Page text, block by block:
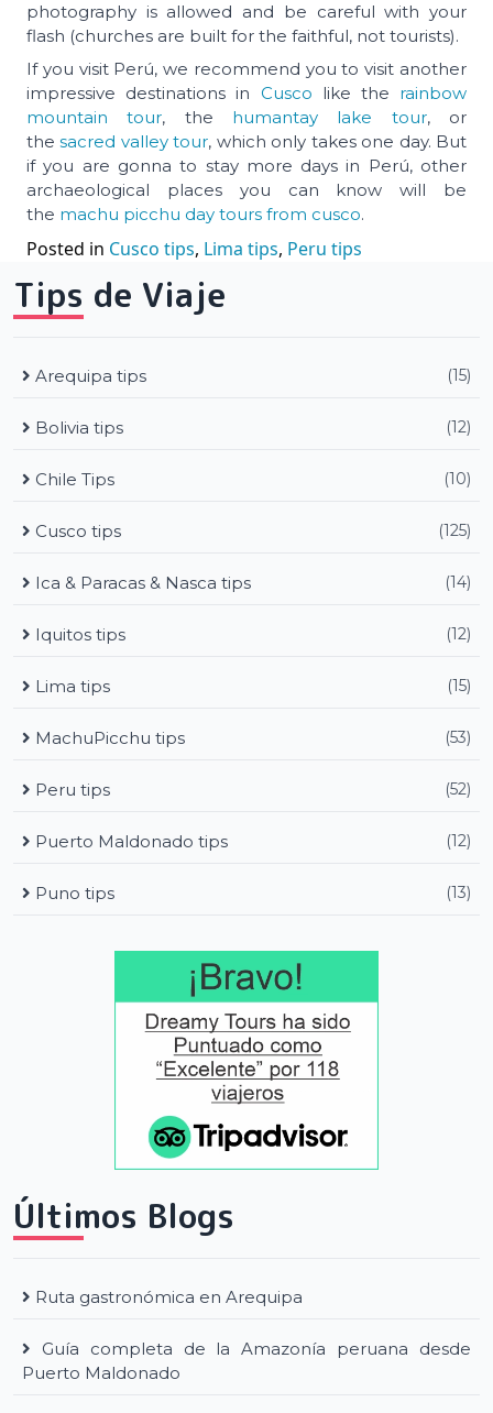
photography is allowed and be careful with your
flash (churches are built for the faithful, not tourists).
If you visit Perú, we recommend you to visit another
impressive destinations in Cusco like the rainbow
mountain tour, the humantay lake tour, or
thesacred valley tour, which only takes one day. But
if you are gonna to stay more days in Perú, other
archaeological places you can know will be
the machu picchu day tours from cusco.
Posted in Cusco tips, Lima tips, Peru tips
Tips de Viaje
Arequipa tips (15)
Bolivia tips (12)
Chile Tips (10)
Cusco tips (125)
Ica & Paracas & Nasca tips (14)
Iquitos tips (12)
Lima tips (15)
MachuPicchu tips (53)
Peru tips (52)
Puerto Maldonado tips (12)
Puno tips (13)
Últimos Blogs
Ruta gastronómica en Arequipa
Guía completa de la Amazonía peruana desde
Puerto Maldonado